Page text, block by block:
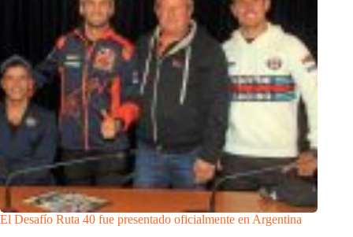
El Desafío Ruta 40 fue presentado oficialmente en Argentina